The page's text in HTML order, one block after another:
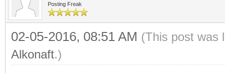
Posting Freak
02-05-2016, 08:51 AM (This post was
Alkonaft.)